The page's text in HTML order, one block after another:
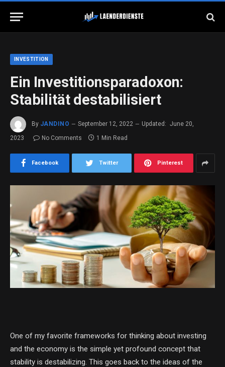
INVESTITION
Ein Investitionsparadoxon:
Stabilität destabilisiert
By JANDINO September 12, 2022 Updated: June 20,
2023
No Comments 1 Min Read
Facebook Twitter Pinterest
One of my favorite frameworks for thinking about investing
and the economy is the simple yet profound concept that
stability is destabilizing. This goes back to the ideas of the